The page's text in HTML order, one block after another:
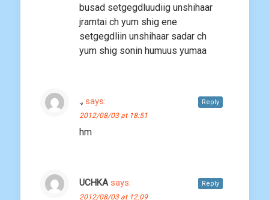
busad setgegdluudiig unshihaar
jramtai ch yum shig ene
setgegdliin unshihaar sadar ch
yum shig sonin humuus yumaa
., says:
2012/08/03 at 18:51
hm
Reply
UCHKA says:
2012/08/03 at 12:09
Reply